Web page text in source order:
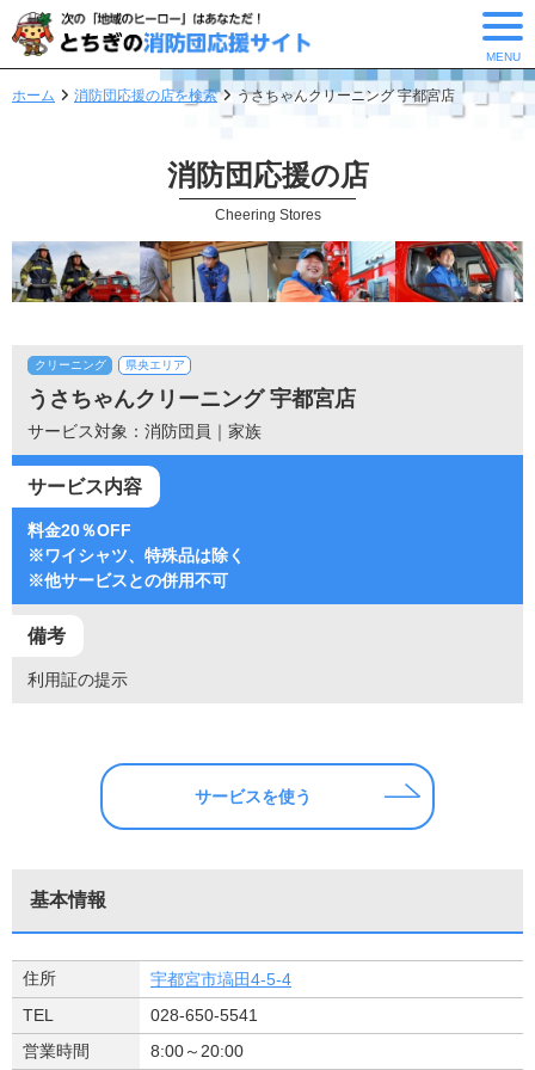
MENU
ホーム 消防団応援の店を検索 うさちゃんクリーニング 宇都宮店
消防団応援の店
Cheering Stores
クリーニング 県央エリア
うさちゃんクリーニング 宇都宮店
サービス対象：消防団員｜家族
サービス内容
料金20％OFF
※ワイシャツ、特殊品は除く
※他サービスとの併用不可
備考
利用証の提示
サービスを使う
基本情報
住所
宇都宮市塙田4-5-4
TEL
028-650-5541
営業時間
8:00～20:00